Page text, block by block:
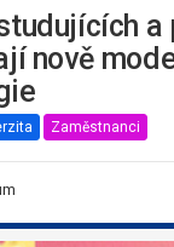
nově
Zaměstnanci